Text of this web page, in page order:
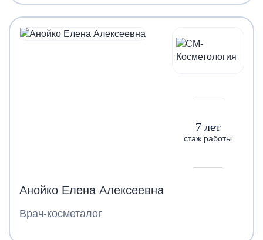
7 лет
стаж работы
Анойко Елена Алексеевна
Врач-косметалог